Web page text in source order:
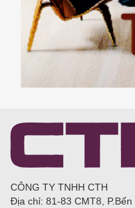
CÔNG TY TNHH CTH
Địa chỉ: 81-83 CMT8,